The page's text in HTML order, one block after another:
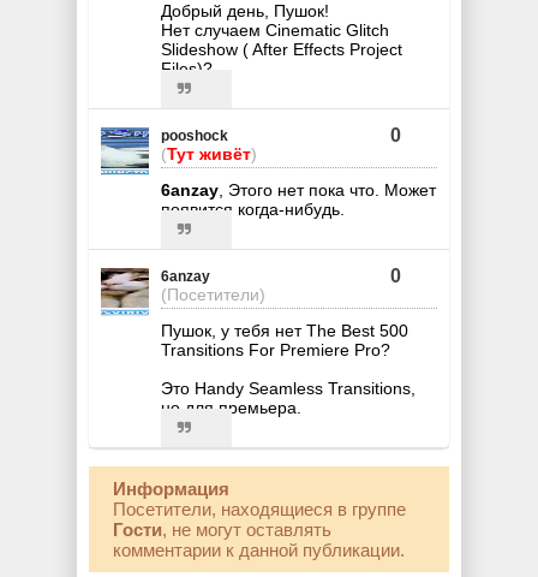
Добрый день, Пушок!
Нет случаем Cinematic Glitch
Slideshow ( After Effects Project
Files)?
pooshock
(Тут живёт)
0
6anzay , Этого нет пока что. Может
появится когда-нибудь.
6anzay
(Посетители)
0
Пушок, у тебя нет The Best 500
Transitions For Premiere Pro?
Это Handy Seamless Transitions,
но для премьера.
Информация
Посетители, находящиеся в группе
Гости, не могут оставлять
комментарии к данной публикации.